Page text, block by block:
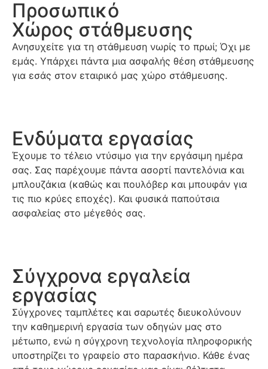
Προσωπικό
Χώρος στάθμευσης
Ανησυχείτε για τη στάθμευση νωρίς το πρωί; Όχι με
εμάς. Υπάρχει πάντα μια ασφαλής θέση στάθμευσης
για εσάς στον εταιρικό μας χώρο στάθμευσης.
Ενδύματα εργασίας
Έχουμε το τέλειο ντύσιμο για την εργάσιμη ημέρα
σας. Σας παρέχουμε πάντα ασορτί παντελόνια και
μπλουζάκια (καθώς και πουλόβερ και μπουφάν για
τις πιο κρύες εποχές). Και φυσικά παπούτσια
ασφαλείας στο μέγεθός σας.
Σύγχρονα εργαλεία
εργασίας
Σύγχρονες ταμπλέτες και σαρωτές διευκολύνουν
την καθημερινή εργασία των οδηγών μας στο
μέτωπο, ενώ η σύγχρονη τεχνολογία πληροφορικής
υποστηρίζει το γραφείο στο παρασκήνιο. Κάθε ένας